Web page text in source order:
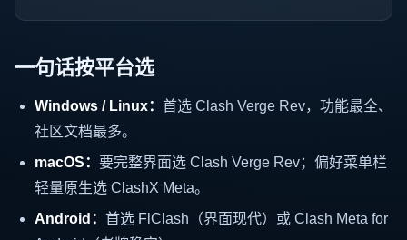
一句话按平台选
Windows / Linux： 首选 Clash Verge Rev，功能最全、
社区文档最多。
macOS： 要完整界面选 Clash Verge Rev；偏好菜单栏
轻量原生选 ClashX Meta。
Android： 首选 FlClash（界面现代）或 Clash Meta for